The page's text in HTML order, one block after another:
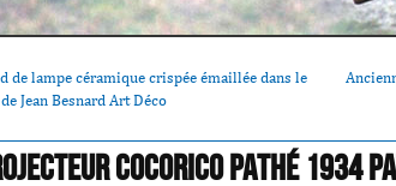
de lampe céramique crispée émaillée dans le
Jean Besnard Art Déco
Cocorico Pathé 1934